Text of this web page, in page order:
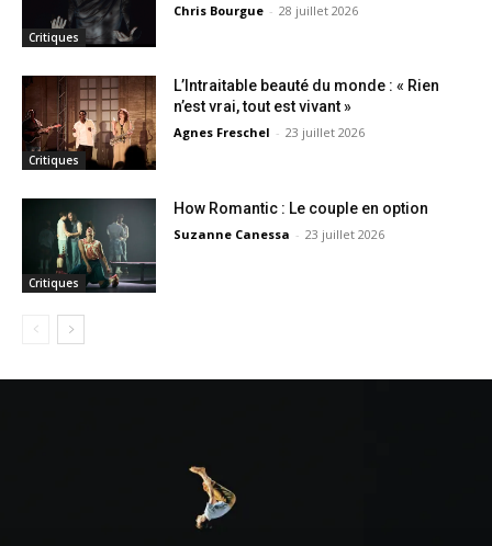
Critiques
Chris Bourgue - 28 juillet 2026
Critiques
L’Intraitable beauté du monde : « Rien
n’est vrai, tout est vivant »
Agnes Freschel - 23 juillet 2026
Critiques
How Romantic : Le couple en option
Suzanne Canessa - 23 juillet 2026